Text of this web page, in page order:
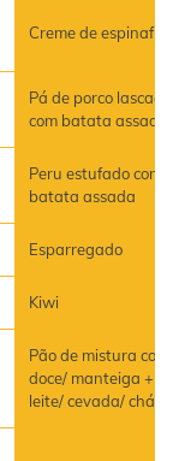
Creme de
Pá de porco lascada
com batata assada
Peru estufado com
batata assada
Esparregado
Kiwi
Pão de mistura com
doce/ manteiga +
leite/ cevada/ chá